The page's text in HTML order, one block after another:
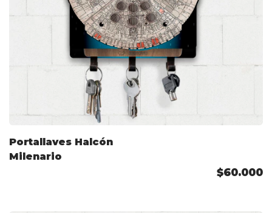
Portallaves Halcón
Milenario
$60.000